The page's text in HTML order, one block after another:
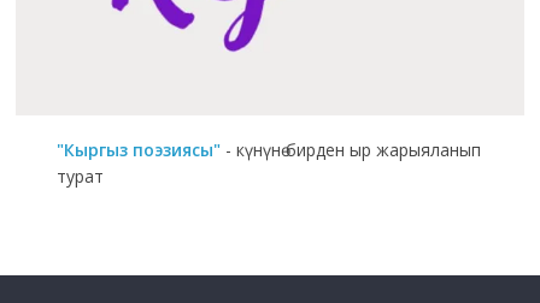
"Кыргыз поэзиясы" - күнүнө бирден ыр жарыяланып
турат